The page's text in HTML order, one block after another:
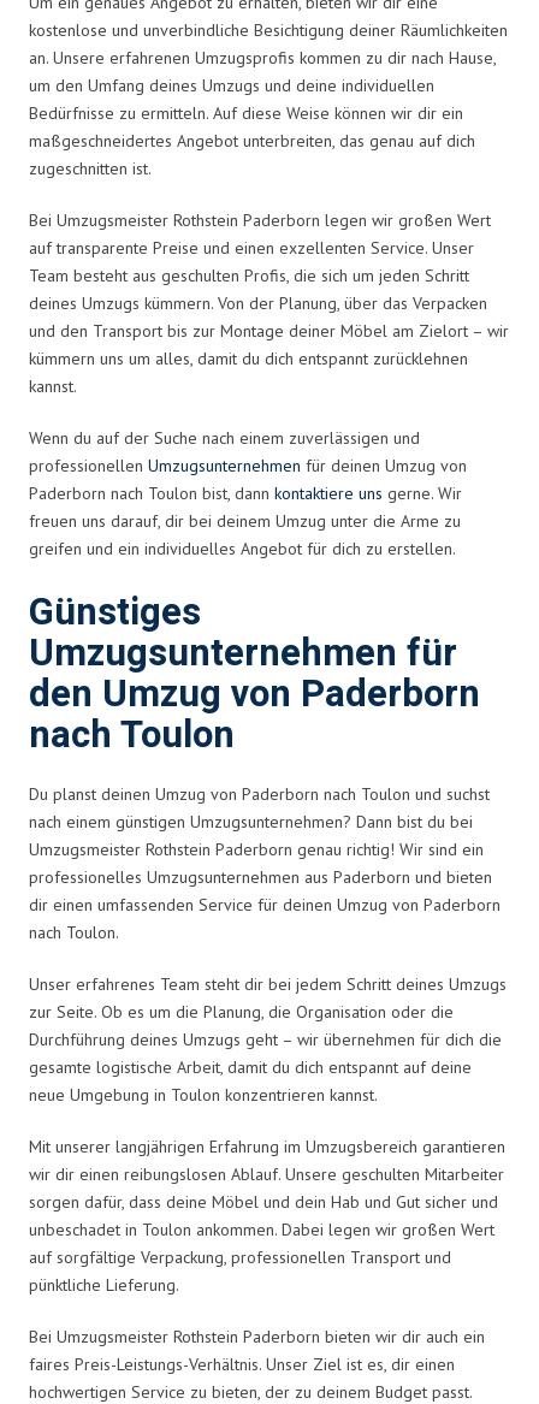
kostenlose und unverbindliche Besichtigung deiner Räumlichkeiten
an. Unsere erfahrenen Umzugsprofis kommen zu dir nach Hause,
um den Umfang deines Umzugs und deine individuellen
Bedürfnisse zu ermitteln. Auf diese Weise können wir dir ein
maßgeschneidertes Angebot unterbreiten, das genau auf dich
zugeschnitten ist.
Bei Umzugsmeister Rothstein Paderborn legen wir großen Wert
auf transparente Preise und einen exzellenten Service. Unser
Team besteht aus geschulten Profis, die sich um jeden Schritt
deines Umzugs kümmern. Von der Planung, über das Verpacken
und den Transport bis zur Montage deiner Möbel am Zielort – wir
kümmern uns um alles, damit du dich entspannt zurücklehnen
kannst.
Wenn du auf der Suche nach einem zuverlässigen und
professionellen Umzugsunternehmen für deinen Umzug von
Paderborn nach Toulon bist, dann kontaktiere uns gerne. Wir
freuen uns darauf, dir bei deinem Umzug unter die Arme zu
greifen und ein individuelles Angebot für dich zu erstellen.
Günstiges
Umzugsunternehmen für
den Umzug von Paderborn
nach Toulon
Du planst deinen Umzug von Paderborn nach Toulon und suchst
nach einem günstigen Umzugsunternehmen? Dann bist du bei
Umzugsmeister Rothstein Paderborn genau richtig! Wir sind ein
professionelles Umzugsunternehmen aus Paderborn und bieten
dir einen umfassenden Service für deinen Umzug von Paderborn
nach Toulon.
Unser erfahrenes Team steht dir bei jedem Schritt deines Umzugs
zur Seite. Ob es um die Planung, die Organisation oder die
Durchführung deines Umzugs geht – wir übernehmen für dich die
gesamte logistische Arbeit, damit du dich entspannt auf deine
neue Umgebung in Toulon konzentrieren kannst.
Mit unserer langjährigen Erfahrung im Umzugsbereich garantieren
wir dir einen reibungslosen Ablauf. Unsere geschulten Mitarbeiter
sorgen dafür, dass deine Möbel und dein Hab und Gut sicher und
unbeschadet in Toulon ankommen. Dabei legen wir großen Wert
auf sorgfältige Verpackung, professionellen Transport und
pünktliche Lieferung.
Bei Umzugsmeister Rothstein Paderborn bieten wir dir auch ein
faires Preis-Leistungs-Verhältnis. Unser Ziel ist es, dir einen
hochwertigen Service zu bieten, der zu deinem Budget passt.